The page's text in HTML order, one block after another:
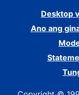
Desktop
Ano ang